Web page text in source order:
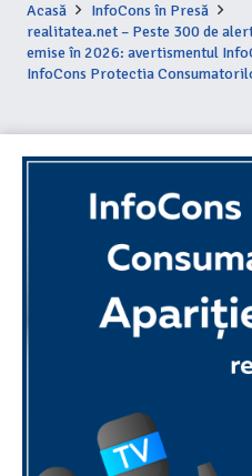
Acasă
InfoCons în Presă
realitatea.net – Peste 300 de
emise în 2026: avertismentul
InfoCons Protectia